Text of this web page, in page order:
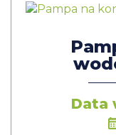
Data